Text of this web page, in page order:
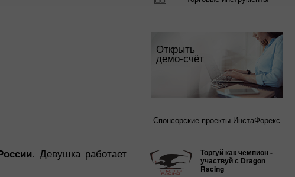
. Девушка работает
Открыть
демо-счёт
Спонсорские проекты ИнстаФорекс
Торгуй как чемпион -
участвуй с Dragon
Racing